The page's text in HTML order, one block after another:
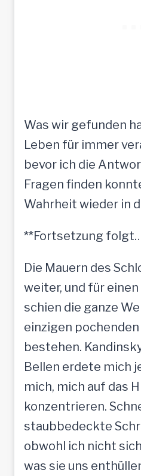
Was wir gefunden
Leben für immer
bevor ich die
Fragen finden
Wahrheit wieder in
**Fortsetzung
Die Mauern des
weiter, und für
schien die ganze
einzigen pochenden
bestehen.
Bellen erdete mich
mich, mich auf das
konzentrieren.
staubbedeckte
obwohl ich nicht
was sie uns